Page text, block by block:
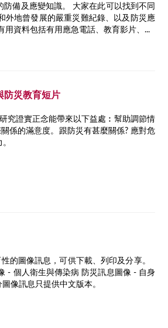
備及應變知識。 大家在此可以找到不同
外地曾發展的嚴重災難紀錄、以及防災應
資料包括有用應急電話、教育影片、...
防災教育短片
究證實正念能帶來以下益處︰幫助調節情
係的滿意度。跟防災有甚麼關係? 應對危
。
的圖像訊息，可供下載、列印及分享。
- 個人衛生與傳染病 防災訊息圖像 - 自身
像訊息只提供中文版本。